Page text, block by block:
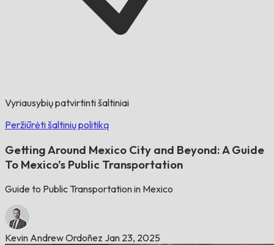
Vyriausybių patvirtinti šaltiniai
Peržiūrėti šaltinių politiką
Getting Around Mexico City and Beyond: A Guide
To Mexico's Public Transportation
Guide to Public Transportation in Mexico
Kevin Andrew Ordoñez Jan 23, 2025